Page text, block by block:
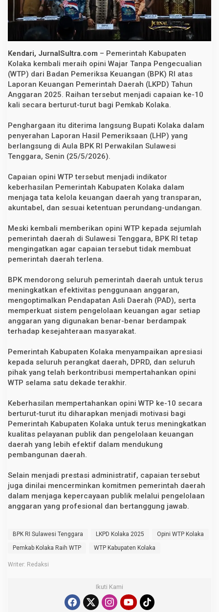
W
T
P
e
r
t
a
h
a
n
k
a
n
r
s
a
s
1
0
T
a
h
u
B
e
r
t
u
r
t
-
t
u
r
u
t
Kendari, JurnalSultra.com – Pemerintah Kabupaten
Kolaka kembali meraih opini Wajar Tanpa Pengecualian
(WTP) dari Badan Pemeriksa Keuangan (BPK) RI atas
Laporan Keuangan Pemerintah Daerah (LKPD) Tahun
Anggaran 2025. Raihan tersebut menjadi capaian ke-10
kali secara berturut-turut bagi Pemkab Kolaka.
Penghargaan itu diterima langsung Bupati Kolaka dalam
penyerahan Laporan Hasil Pemeriksaan (LHP) yang
berlangsung di Aula BPK RI Perwakilan Sulawesi
Tenggara, Senin (25/5/2026).
Capaian opini WTP tersebut menjadi indikator
keberhasilan Pemerintah Kabupaten Kolaka dalam
menjaga tata kelola keuangan daerah yang transparan,
akuntabel, dan sesuai ketentuan perundang-undangan.
Meski kembali memberikan opini WTP kepada sejumlah
pemerintah daerah di Sulawesi Tenggara, BPK RI tetap
mengingatkan agar capaian tersebut tidak membuat
pemerintah daerah terlena.
BPK mendorong seluruh pemerintah daerah untuk terus
meningkatkan efektivitas penggunaan anggaran,
mengoptimalkan Pendapatan Asli Daerah (PAD), serta
memperkuat sistem pengelolaan keuangan agar setiap
anggaran yang digunakan benar-benar berdampak
terhadap kesejahteraan masyarakat.
Pemerintah Kabupaten Kolaka menyampaikan apresiasi
kepada seluruh perangkat daerah, DPRD, dan seluruh
pihak yang telah berkontribusi mempertahankan opini
WTP selama satu dekade terakhir.
Keberhasilan mempertahankan opini WTP ke-10 secara
berturut-turut itu diharapkan menjadi motivasi bagi
Pemerintah Kabupaten Kolaka untuk terus meningkatkan
kualitas pelayanan publik dan pengelolaan keuangan
daerah yang lebih efektif dalam mendukung
pembangunan daerah.
Selain menjadi prestasi administratif, capaian tersebut
juga dinilai mencerminkan komitmen pemerintah daerah
dalam menjaga kepercayaan publik melalui pengelolaan
anggaran yang profesional dan bertanggung jawab.
BPK RI Sulawesi Tenggara LKPD Kolaka 2025
Opini WTP Kolaka
Pemkab Kolaka Raih WTP
WTP Kabupaten Kolaka
Writer: Redaksi
Ikuti Kami